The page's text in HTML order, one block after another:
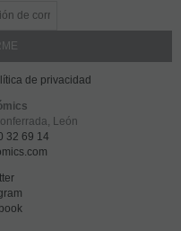
de privacidad
León
32 69 14